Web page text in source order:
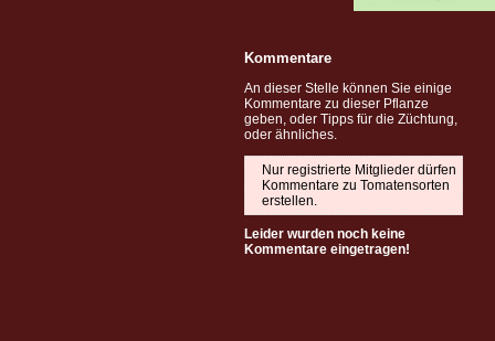
Kommentare
An dieser Stelle können Sie einige
Kommentare zu dieser Pflanze
geben, oder Tipps für die Züchtung,
oder ähnliches.
Nur registrierte Mitglieder dürfen
Kommentare zu Tomatensorten
erstellen.
Leider wurden noch keine
Kommentare eingetragen!